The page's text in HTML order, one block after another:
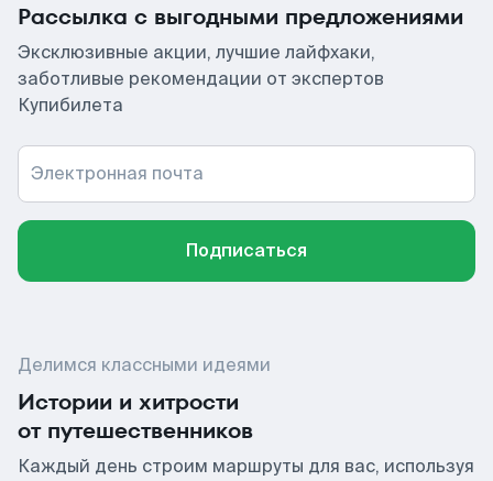
Рассылка с выгодными предложениями
Эксклюзивные акции, лучшие лайфхаки,
заботливые рекомендации от экспертов
Купибилета
Электронная почта
Подписаться
Делимся классными идеями
Истории и хитрости
от путешественников
Каждый день строим маршруты для вас, используя